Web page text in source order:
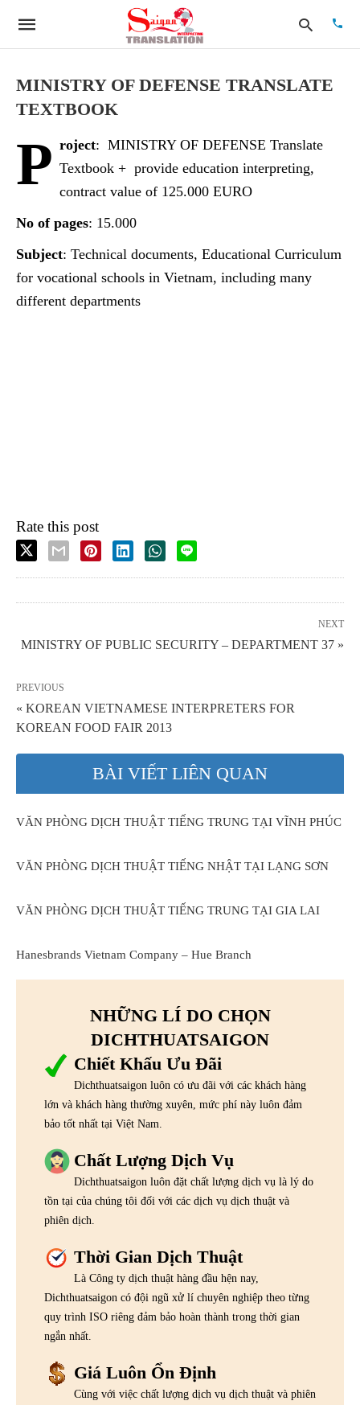
MINISTRY OF DEFENSE TRANSLATE
TEXTBOOK
P roject: MINISTRY OF DEFENSE Translate
Textbook + provide education interpreting,
contract value of 125.000 EURO
No of pages: 15.000
Subject: Technical documents, Educational Curriculum
for vocational schools in Vietnam, including many
different departments
Rate this post
NEXT
MINISTRY OF PUBLIC SECURITY – DEPARTMENT 37 »
PREVIOUS
« KOREAN VIETNAMESE INTERPRETERS FOR
KOREAN FOOD FAIR 2013
BÀI VIẾT LIÊN QUAN
VĂN PHÒNG DỊCH THUẬT TIẾNG TRUNG TẠI VĨNH PHÚC
VĂN PHÒNG DỊCH THUẬT TIẾNG NHẬT TẠI LẠNG SƠN
VĂN PHÒNG DỊCH THUẬT TIẾNG TRUNG TẠI GIA LAI
Hanesbrands Vietnam Company – Hue Branch
NHỮNG LÍ DO CHỌN
DICHTHUATSAIGON
Chiết Khấu Ưu Đãi
Dichthuatsaigon luôn có ưu đãi với các khách hàng
lớn và khách hàng thường xuyên, mức phí này luôn đảm
bảo tốt nhất tại Việt Nam.
Chất Lượng Dịch Vụ
Dichthuatsaigon luôn đặt chất lượng dịch vụ là lý do
tồn tại của chúng tôi đối với các dịch vụ dịch thuật và
phiên dịch.
Thời Gian Dịch Thuật
Là Công ty dịch thuật hàng đầu hện nay,
Dichthuatsaigon có đội ngũ xử lí chuyên nghiệp theo từng
quy trình ISO riêng đảm bảo hoàn thành trong thời gian
ngắn nhất.
Giá Luôn Ổn Định
Cùng với việc chất lượng dịch vụ dịch thuật và phiên